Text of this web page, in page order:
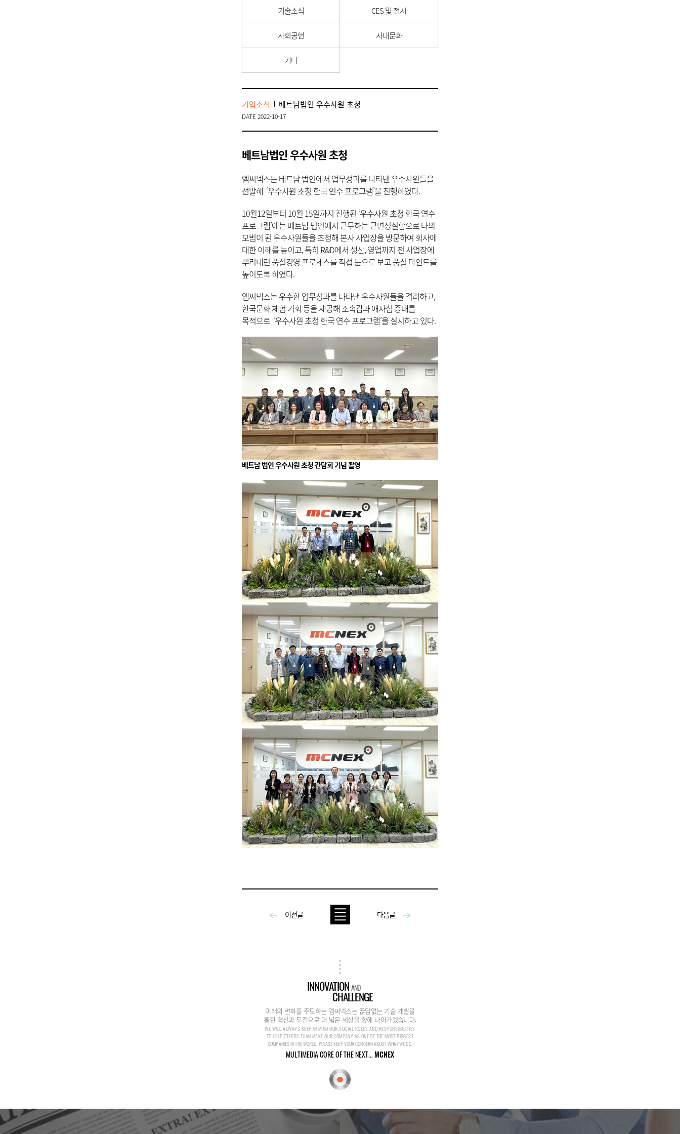
기술소식 CES 및 전시
사회공헌 사내문화
기타
기업소식 베트남법인 우수사원 초청
DATE 2022-10-17
베트남법인 우수사원 초청
엠씨넥스는 베트남 법인에서 업무성과를 나타낸 우수사원들을
선발해 ‘우수사원 초청 한국 연수 프로그램’을 진행하였다.
10월12일부터 10월 15일까지 진행된 ‘우수사원 초청 한국 연수
프로그램’에는 베트남 법인에서 근무하는 근면성실함으로 타의
모범이 된 우수사원들을 초청해 본사 사업장을 방문하여 회사에
대한 이해를 높이고, 특히 R&D에서 생산, 영업까지 전 사업장에
뿌리내린 품질경영 프로세스를 직접 눈으로 보고 품질 마인드를
높이도록 하였다.
엠씨넥스는 우수한 업무성과를 나타낸 우수사원들을 격려하고,
한국문화 체험 기회 등을 제공해 소속감과 애사심 증대를
목적으로 ‘우수사원 초청 한국 연수 프로그램’을 실시하고 있다.
베트남 법인 우수사원 초청 간담회 기념 촬영
이전글 다음글
INNOVATIONAND
CHALLENGE
미래의 변화를 주도하는 엠씨넥스는 끊임없는 기술 개발을
통한 혁신과 도전으로 더 넓은 세상을 향해 나아가겠습니다.
WE WILL ALWAYS KEEP IN MIND OUR SOCIAL ROLES AND RESPONSIBILITIES
TO HELP OTHERS THAN MAKE OUR COMPANY AS ONE OF THE MOST BIGGEST
COMPANIES IN THE WORLD. PLEASE KEEP YOUR CONCERN ABOUT WHAT WE DO.
MULTIMEDIA CORE OF THE NEXT...MCNEX